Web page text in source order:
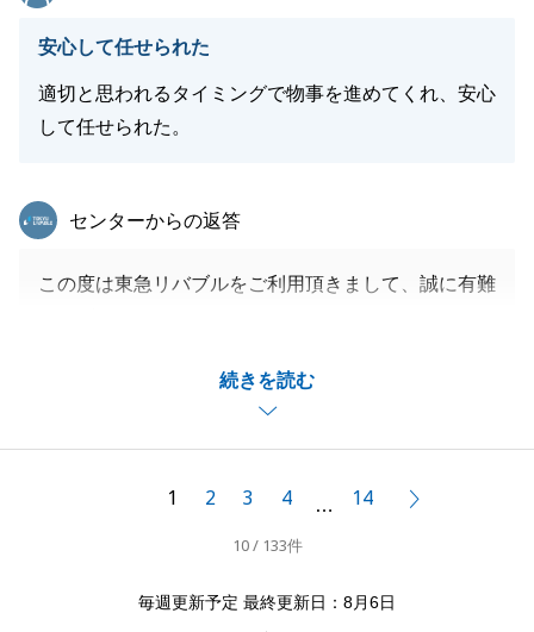
安心して任せられた
適切と思われるタイミングで物事を進めてくれ、安心
して任せられた。
続きを読む
東急リバブル
センターからの返答
この度は東急リバブルをご利用頂きまして、誠に有難
イミングも含め、E様のお役に立てたのであれば幸い
今後も何かご相談事や、ご親族やご友人などでも不動
お声掛けいただければと存じます。
今後ともよろしくお願い申し上げます。
1 2 3 4 … 14
10 / 133件
毎週更新予定 最終更新日：8月6日